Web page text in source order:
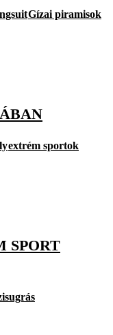
Gízai piramisok
extrém sportok
SPORT